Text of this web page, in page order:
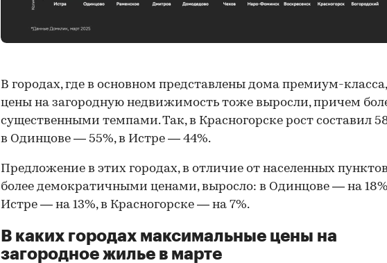
В городах, где в основном представлены дома премиум-класса,
цены на загородную недвижимость тоже выросли, причем
существенными темпами. Так, в Красногорске рост составил
в Одинцове — 55%, в Истре — 44%.
Предложение в этих городах, в отличие от населенных
более демократичными ценами, выросло: в Одинцове — на
Истре — на 13%, в Красногорске — на 7%.
В каких городах максимальные цены на
загородное жилье в марте